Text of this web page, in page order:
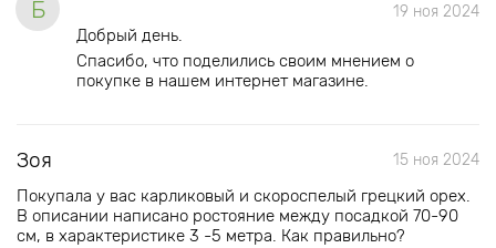
Б 19 ноя 2024
Добрый день.
Спасибо, что поделились своим мнением о
покупке в нашем интернет магазине.
Зоя 15 ноя 2024
Покупала у вас карликовый и скороспелый грецкий орех.
В описании написано ростояние между посадкой 70-90
см, в характеристике 3 -5 метра. Как правильно?